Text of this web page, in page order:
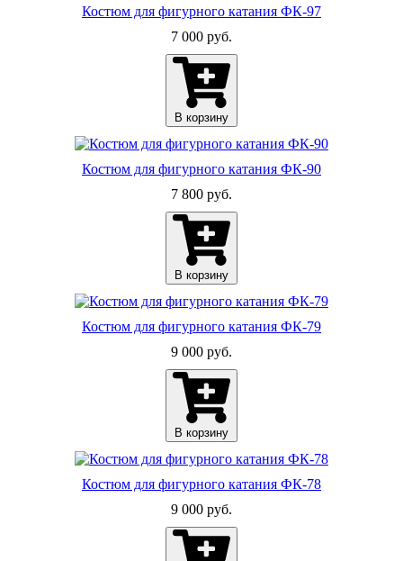
Костюм для фигурного катания ФК-97
7 000 руб.
В корзину
Костюм для фигурного катания ФК-90
7 800 руб.
В корзину
Костюм для фигурного катания ФК-79
9 000 руб.
В корзину
Костюм для фигурного катания ФК-78
9 000 руб.